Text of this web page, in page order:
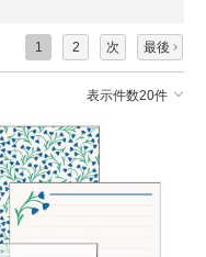
1 2 次 最後
表示件数20件